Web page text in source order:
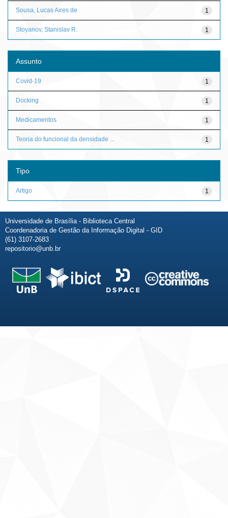
1
Sousa, Lucas Aires de
1
Stoyanov, Stanislav R.
Assunto
1
Covid-19
1
Docking
1
Medicamentos
1
Teoria do funcional da densidade ...
Tipo
1
Artigo
Universidade de Brasília - Biblioteca Central
Coordenadoria de Gestão da Informação Digital - GID
(61) 3107-2683
repositorio@unb.br